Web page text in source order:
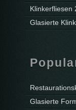
Klinkerfliesen
Glasierte
Glasierte